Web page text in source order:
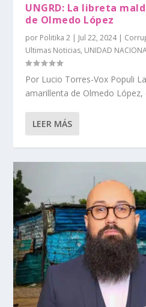
UNGRD: La libreta
de Olmedo López
por Politika 2 | Jul 22, 2024|
Ultimas Noticias, UNIDAD
Por Lucio Torres-Vox Populi
amarillenta de Olmedo López,
LEER MÁS